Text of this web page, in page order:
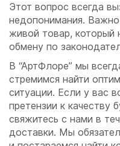
Этот вопрос всегда
недопонимания.
живой товар, который
обмену по
В “АртФлоре” мы
стремимся найти
ситуации. Если у вас
претензии к качеству
свяжитесь с нами в
доставки. Мы